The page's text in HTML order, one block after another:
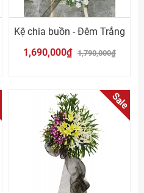
Kệ chia buồn - Đêm Trắng
1,690,000₫ 1,790,000₫
Sale